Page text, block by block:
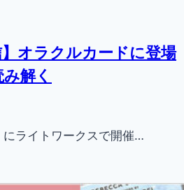
】オラクルカードに登場
解く
ライトワークスで開催…